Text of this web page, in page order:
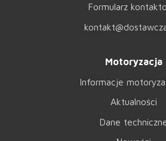
Formularz
Motoryzacja
Informacje
Aktualności
Dane